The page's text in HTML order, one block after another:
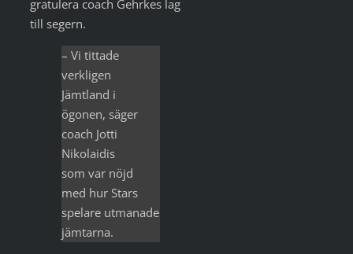
gratulera coach Gehrkes lag
till segern.
– Vi tittade
verkligen
Jämtland i
ögonen, säger
coach Jotti
Nikolaidis
som var nöjd
med hur Stars
spelare utmanade
jämtarna.